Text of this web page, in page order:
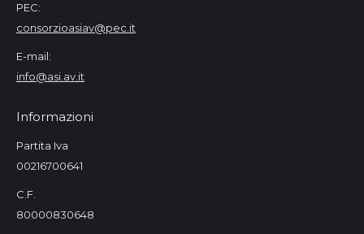
PEC:
consorzioasiav@pec.it
E-mail:
info@asi.av.it
Informazioni
Partita Iva
00216700641
C.F.
80000830648